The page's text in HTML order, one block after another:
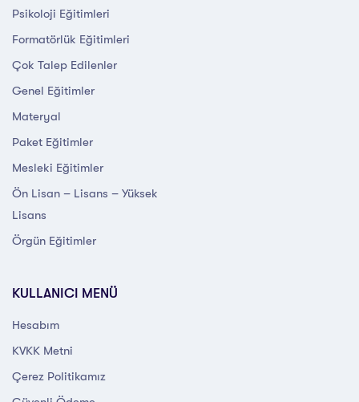
Psikoloji Eğitimleri
Formatörlük Eğitimleri
Çok Talep Edilenler
Genel Eğitimler
Materyal
Paket Eğitimler
Mesleki Eğitimler
Ön Lisan – Lisans – Yüksek
Lisans
Örgün Eğitimler
KULLANICI MENÜ
Hesabım
KVKK Metni
Çerez Politikamız